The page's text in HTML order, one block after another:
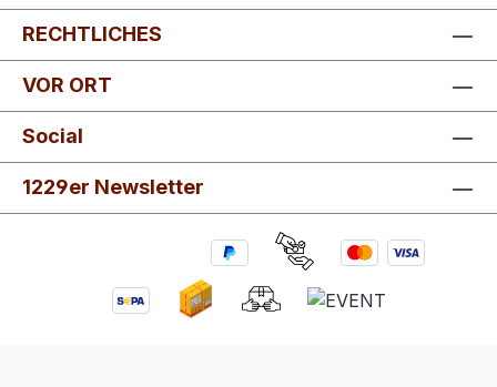
RECHTLICHES
VOR ORT
Social
1229er Newsletter